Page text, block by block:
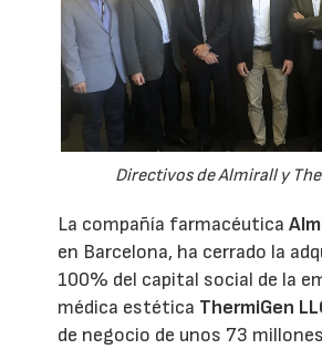
Directivos de Almirall y
La compañía farmacéutica
en Barcelona, ha cerrado la
100% del capital social de la
médica estética ThermiGen
de negocio de unos 73